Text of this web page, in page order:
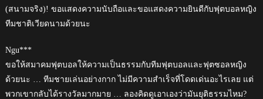
(สนามจริง)! ขอแสดงความนับถือและขอแสดงความยินดีกับฟุตบอลหญิง
ทีมชาติเวียดนามด้วยนะ
Ngu***
ขอให้สมาคมฟุตบอลให้ความเป็นธรรมกับทีมฟุตบอลและฟุตซอลหญิง
ด้วยนะ … ทีมชายเล่นอย่างกาก ไม่มีความสำเร็จที่โดดเด่นอะไรเลย แต่
พวกเขากลับได้รางวัลมากมาย … ลองคิดดูเอาเองว่ามันยุติธรรมไหม?